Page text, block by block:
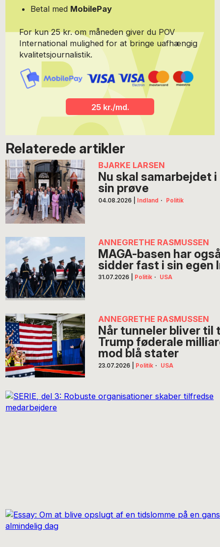
Betal med MobilePay
For kun 25 kr. om måneden giver du POV
International mulighed for at bringe uafhængig
kvalitetsjournalistik.
25 kr./md.
Relaterede artikler
BJARKE LARSEN
Nu skal samarbejdet
sin prøve
04.08.2026 Indland · Politik
ANNEGRETHE RASMUSSEN
MAGA-basen har
sidder fast i sin
31.07.2026 Politik · USA
ANNEGRETHE RASMUSSEN
Når tunneler bliver til
Trump føderale
mod blå stater
23.07.2026 Politik · USA